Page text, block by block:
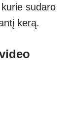
sudaro
kerą.